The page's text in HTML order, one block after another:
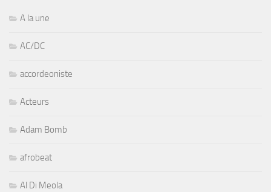
A la une
AC/DC
accordeoniste
Acteurs
Adam Bomb
afrobeat
Al Di Meola